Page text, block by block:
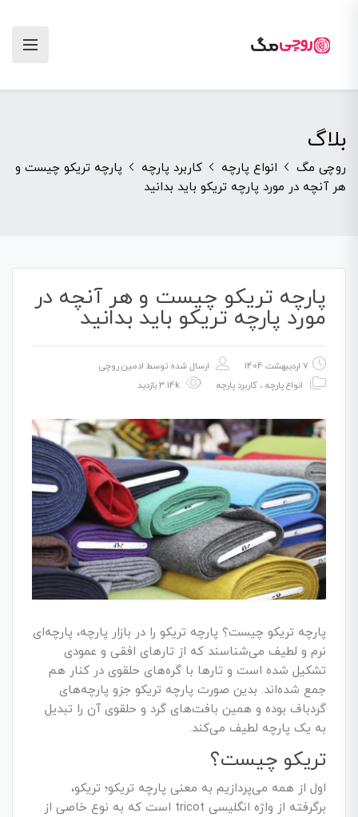
بلاگ
روچی مگ انواع پارچه کاربرد پارچه
پارچه تریکو چیست و
هر آنچه در مورد پارچه تریکو باید بدانید
پارچه تریکو چیست و هر آنچه در
مورد پارچه تریکو باید بدانید
7 اردیبهشت 1404 ارسال شده توسط ادمین روچی
انواع پارچه ، کاربرد پارچه
پارچه تریکو چیست؟ پارچه تریکو را در بازار پارچه، پارچه‌ای
نرم و لطیف می‌شناسند که از تارهای افقی و عمودی
تشکیل شده است و تارها با گره‌های حلقوی در کنار هم
جمع شده‌اند. بدین صورت پارچه تریکو جزو پارچه‌های
گردباف بوده و همین بافت‌های گرد و حلقوی آن را تبدیل
به یک پارچه لطیف می‌کند.
تریکو چیست؟
اول از همه می‌پردازیم به معنی پارچه تریکو؛ تریکو،
برگرفته از واژه انگلیسی tricot است که به نوع خاصی از